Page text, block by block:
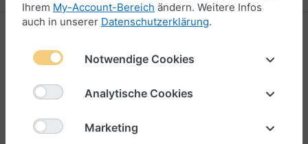
Ihrem My-Account-Bereich ändern. Weitere Infos
auch in unserer Datenschutzerklärung.
Notwendige Cookies
Analytische Cookies
Marketing